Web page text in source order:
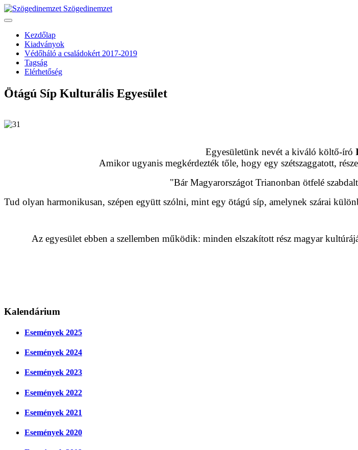
Szögedinemzet
Kezdőlap
Kiadványok
Védőháló a családokért 2017-2019
Tagság
Elérhetőség
Ötágú Síp Kulturális Egyesület
Egyesületünk nevét a kiváló költő-író
Amikor ugyanis megkérdezték tőle, hogy egy szétszaggatott,
"Bár Magyarországot Trianonban ötfelé
Tud olyan harmonikusan, szépen együtt szólni, mint egy ötágú síp, amelynek szárai
Az egyesület ebben a szellemben működik: minden elszakított rész magyar
Kalendárium
Események 2025
Események 2024
Események 2023
Események 2022
Események 2021
Események 2020